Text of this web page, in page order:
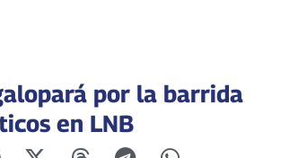
por la barrida
en LNB